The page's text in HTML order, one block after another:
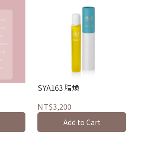
SYA163 脂煥
NT$3,200
Add to Cart